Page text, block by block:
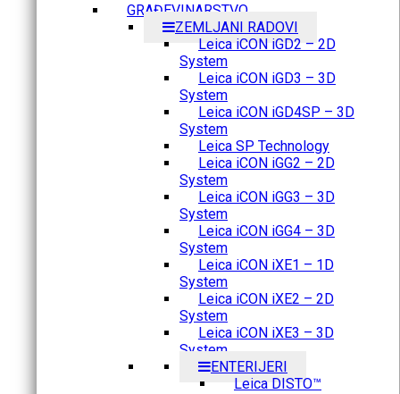
GRAĐEVINARSTVO
ZEMLJANI RADOVI
Leica iCON iGD2 – 2D
System
Leica iCON iGD3 – 3D
System
Leica iCON iGD4SP – 3D
System
Leica SP Technology
Leica iCON iGG2 – 2D
System
Leica iCON iGG3 – 3D
System
Leica iCON iGG4 – 3D
System
Leica iCON iXE1 – 1D
System
Leica iCON iXE2 – 2D
System
Leica iCON iXE3 – 3D
System
ENTERIJERI
Leica DISTO™